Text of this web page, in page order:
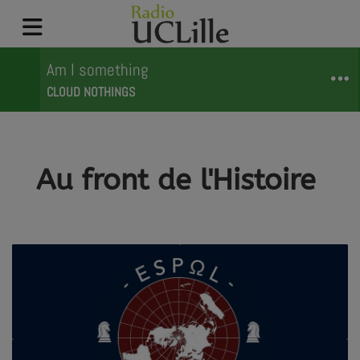
Am I something
CLOUD NOTHINGS
Au front de l'Histoire